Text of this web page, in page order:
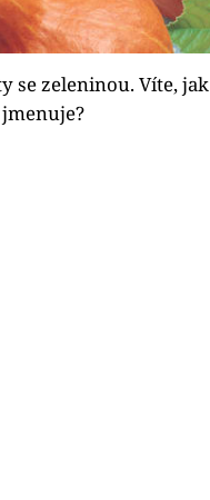
se zeleninou. Víte, jak